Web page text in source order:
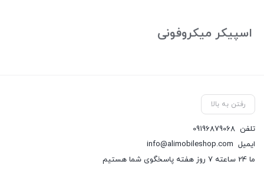
اسپیکر میکروفونی
رفتن به بالا
تلفن 09196879068
ایمیل info@alimobileshop.com
ما 24 ساعته 7 روز هفته پاسخگوی شما هستیم